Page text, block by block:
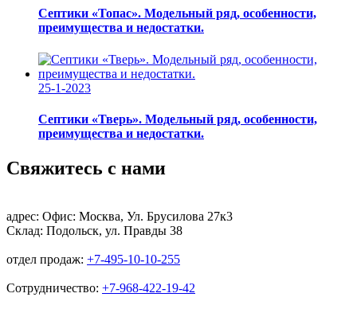
Септики «Топас». Модельный ряд, особенности,
преимущества и недостатки.
25-1-2023
Септики «Тверь». Модельный ряд, особенности,
преимущества и недостатки.
Свяжитесь с нами
адрес: Офис: Москва, Ул. Брусилова 27к3
Склад: Подольск, ул. Правды 38
отдел продаж: +7-495-10-10-255
Сотрудничество: +7-968-422-19-42